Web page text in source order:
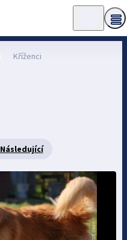
Kříženci
Následující